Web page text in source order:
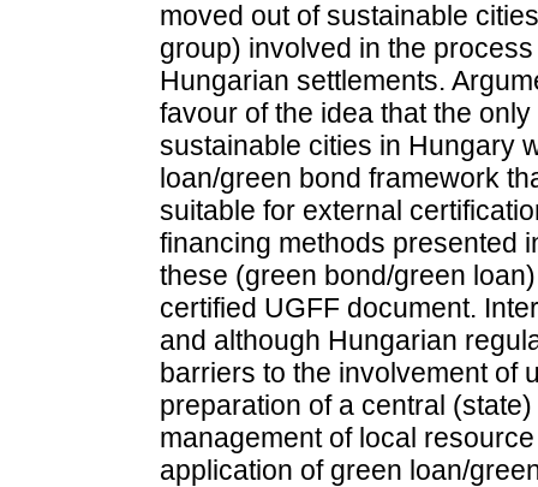
moved out of sustainable
group) involved in the
Hungarian settlements.
favour of the idea that the
sustainable cities in Hungary
loan/green bond framework
suitable for external
financing methods presented
these (green bond/green
certified UGFF document.
and although Hungarian
barriers to the involvement of
preparation of a central
management of local
application of green loan/